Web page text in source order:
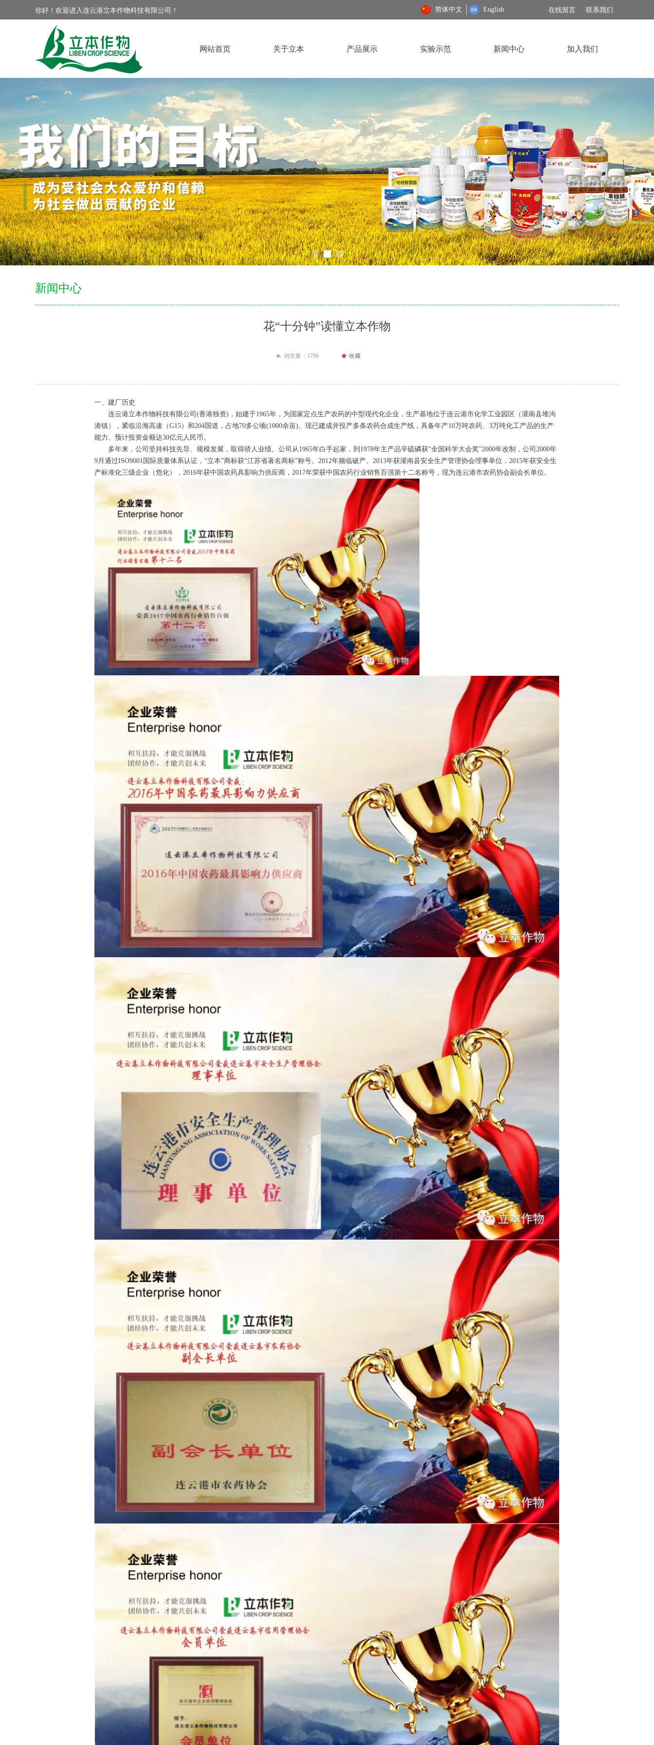
你好！欢迎进入连云港立本作物科技有限公司！ 简体中文 English 在线留言 联系我们
网站首页 关于立本 产品展示 实验示范 新闻中心 加入我们
ꂃ ꁹ
花“十分钟”读懂立本作物
一、建厂历史
连云港立本作物科技有限公司(香港独资)，始建于1965年，为国家定点生产农药的中型现代化企业，生产基地位于连云港市化学工业园区（灌南县堆沟
港镇），紧临沿海高速（G15）和204国道，占地70多公顷(1000余亩)。现已建成并投产多条农药合成生产线，具备年产10万吨农药、3万吨化工产品的生产
能力。预计投资金额达30亿元人民币。
多年来，公司坚持科技先导、规模发展，取得骄人业绩。公司从1965年白手起家，到1978年主产品辛硫磷获“全国科学大会奖”2000年改制，公司2000年
9月通过ISO9001国际质量体系认证，“立本”商标获“江苏省著名商标”称号。2012年频临破产。2013年获灌南县安全生产管理协会理事单位，2015年获安全生
产标准化三级企业（危化），2016年获中国农药具影响力供应商，2017年荣获中国农药行业销售百强第十二名称号，现为连云港市农药协会副会长单位。
넶 浏览量： 1796 끄 收藏
新闻中心